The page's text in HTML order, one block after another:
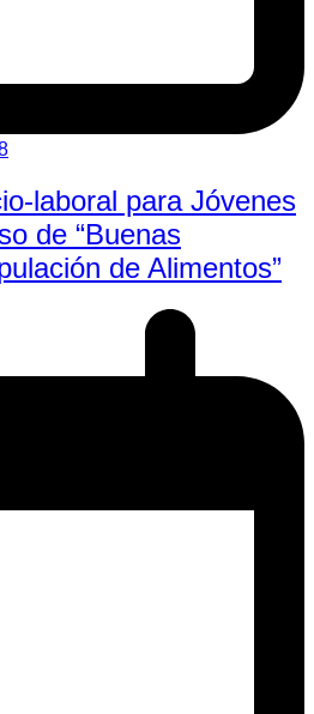
laboral para Jóvenes
de “Buenas
de Alimentos”